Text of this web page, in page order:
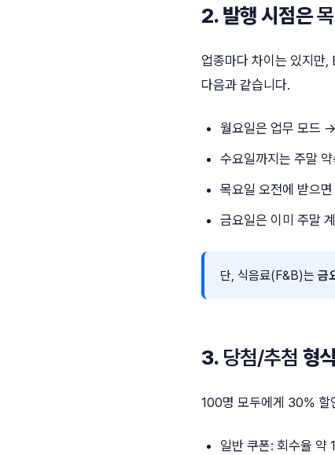
2. 발행 시점은
업종마다 차이는 있지만
다음과 같습니다.
월요일은 업무 모드
수요일까지는 주말
목요일 오전에 받으
금요일은 이미 주말
단, 식음료(F&B)는 금
3. 당첨/추첨 형
100명 모두에게 30% 할
일반 쿠폰: 회수율 약